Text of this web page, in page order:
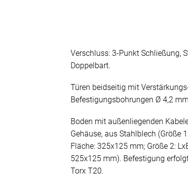
Verschluss: 3-Punkt Schließung,
Doppelbart.
Türen beidseitig mit
Befestigungsbohrungen Ø 4,2
Boden mit außenliegenden
Gehäuse, aus Stahlblech (Größe
Fläche: 325x125 mm; Größe 2:
525x125 mm). Befestigung
Torx T20.